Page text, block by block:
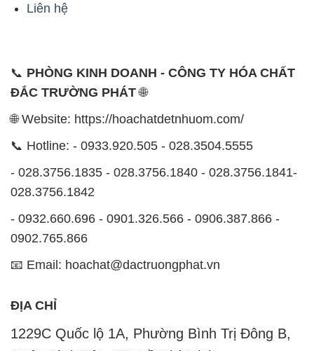
Liên hệ
📞 PHÒNG KINH DOANH - CÔNG TY HÓA CHẤT
ĐẮC TRƯỜNG PHÁT🌐
🌐 Website: https://hoachatdetnhuom.com/
📞 Hotline: - 0933.920.505 - 028.3504.5555
- 028.3756.1835 - 028.3756.1840 - 028.3756.1841-
028.3756.1842
- 0932.660.696 - 0901.326.566 - 0906.387.866 -
0902.765.866
📧 Email: hoachat@dactruongphat.vn
ĐỊA CHỈ
1229C Quốc lộ 1A, Phường Bình Trị Đông B,